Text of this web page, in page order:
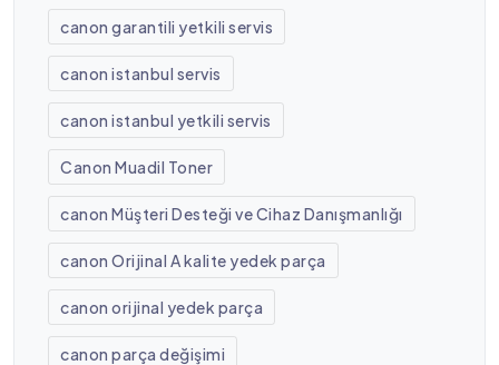
canon garantili yetkili servis
canon istanbul servis
canon istanbul yetkili servis
Canon Muadil Toner
canon Müşteri Desteği ve Cihaz Danışmanlığı
canon Orijinal A kalite yedek parça
canon orijinal yedek parça
canon parça değişimi